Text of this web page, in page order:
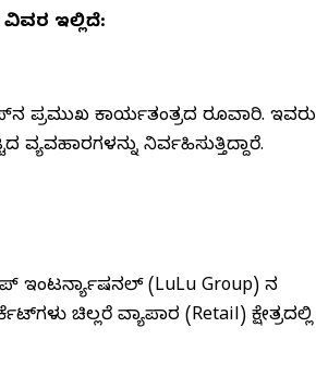
ಇಲ್ಲಿದೆ:
ಪ್ರಮುಖ ಕಾರ್ಯತಂತ್ರದ ರೂವಾರಿ. ಇವರು
ನಿರ್ವಹಿಸುತ್ತಿದ್ದಾರೆ.
ಇಂಟರ್ನ್ಯಾಷನಲ್ (LuLu Group) ನ
ಚಿಲ್ಲರೆ ವ್ಯಾಪಾರ (Retail) ಕ್ಷೇತ್ರದಲ್ಲಿ